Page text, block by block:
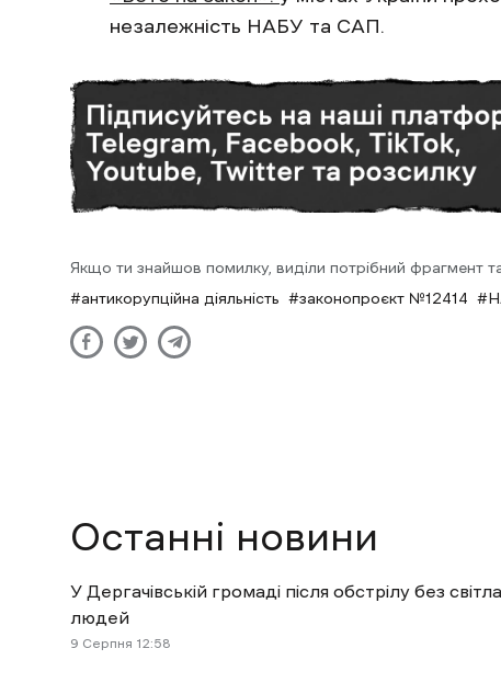
незалежність НАБУ та САП.
Якщо ти знайшов помилку, виділи потрібний фрагмент
антикорупційна діяльність
законопроєкт №12414
Останні новини
У Дергачівській громаді після обстрілу без
людей
9 Cерпня 12:58